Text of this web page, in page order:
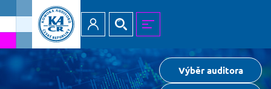
Přihlásit
Výběr auditora